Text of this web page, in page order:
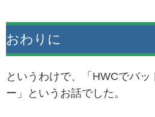
おわりに
というわけで、「HWCでバッ
ー」というお話でした。